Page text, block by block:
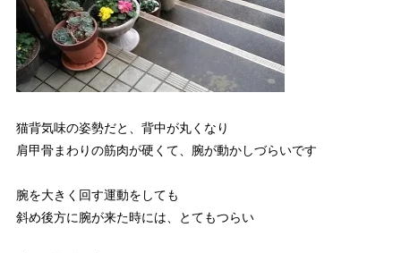
猫背気味の姿勢だと、背中が丸くなり
肩甲骨まわりの筋肉が硬くて、腕が動かしづらいです
腕を大きく回す運動をしても
斜め後方に腕が来た時には、とてもつらい